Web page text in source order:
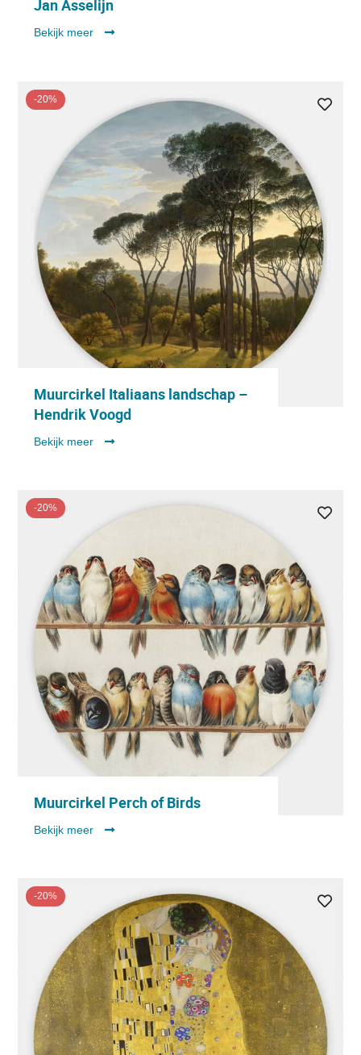
Jan Asselijn
Bekijk meer
-20%
Muurcirkel Italiaans landschap –
Hendrik Voogd
Bekijk meer
-20%
Muurcirkel Perch of Birds
Bekijk meer
-20%